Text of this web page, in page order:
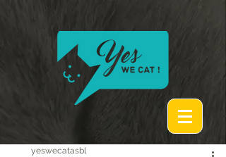
yeswecatasbl